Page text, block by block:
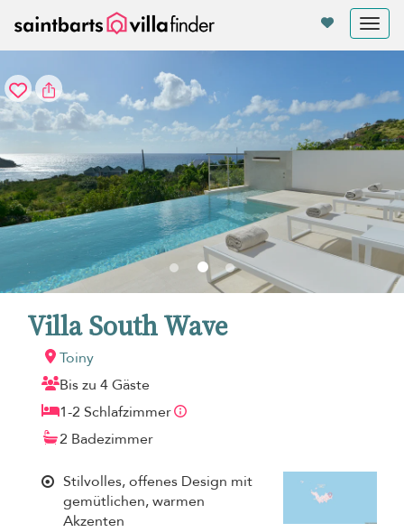
Villa South Wave
Toiny
Bis zu 4 Gäste
1-2 Schlafzimmer
2 Badezimmer
Stilvolles, offenes Design mit
gemütlichen, warmen
Akzenten
Cookie-Einstellungen